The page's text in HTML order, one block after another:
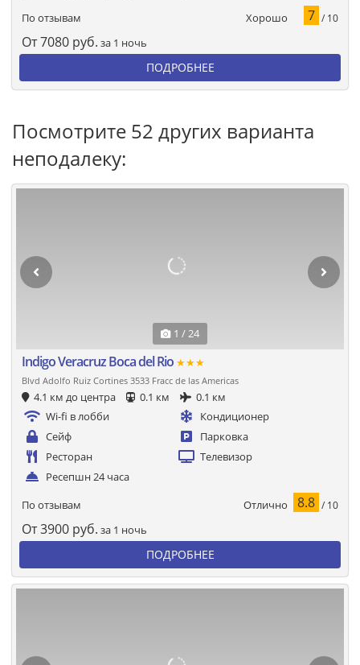
По отзывам
Хорошо 7 / 10
От7080 руб. за 1 ночь
ПОДРОБНЕЕ
Посмотрите 52 других варианта
неподалеку:
1 / 24
Indigo Veracruz Boca del Rio ★★★
Blvd Adolfo Ruiz Cortines 3533 Fracc de las Americas
4.1 км до центра 0.1 км
0.1 км
Wi-fi в лобби
Кондиционер
Сейф
Парковка
Ресторан
Телевизор
Ресепшн 24 часа
По отзывам Отлично 8.8 / 10
От3900 руб. за 1 ночь
ПОДРОБНЕЕ